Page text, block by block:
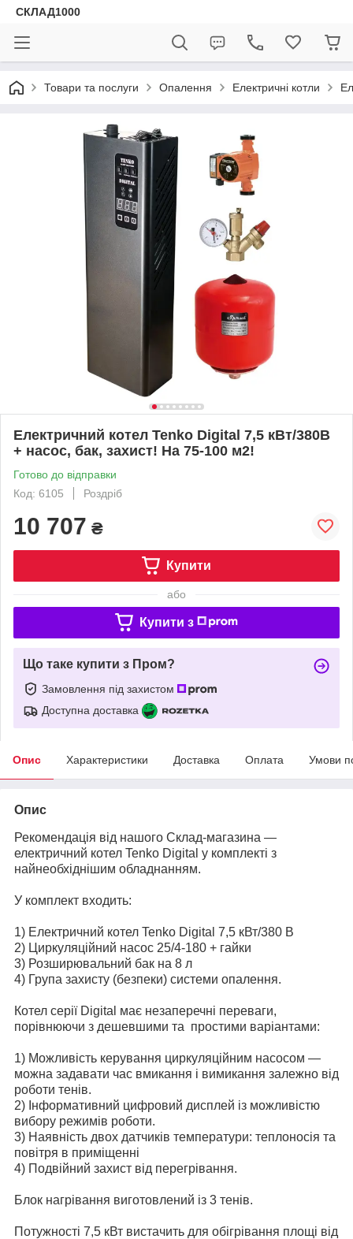
СКЛАД1000
Товари та послуги Опалення Електричні котли
Електричний котел Tenko Digital 7,5 кВт/380В
+ насос, бак, захист! На 75-100 м2!
Готово до відправки
Код: 6105
Роздріб
10 707 ₴
Купити
або
Купити з
Що таке купити з Пром?
Замовлення під захистом
Доступна доставка
Опис Характеристики Доставка Оплата Умови
Опис
Рекомендація від нашого Склад-магазина —
електричний котел Tenko Digital у комплекті з
найнеобхіднішим обладнанням.
У комплект входить:
1) Електричний котел Tenko Digital 7,5 кВт/380 В
2) Циркуляційний насос 25/4-180 + гайки
3) Розширювальний бак на 8 л
4) Група захисту (безпеки) системи опалення.
Котел серії Digital має незаперечні переваги,
порівнюючи з дешевшими та простими варіантами:
1) Можливість керування циркуляційним насосом —
можна задавати час вмикання і вимикання залежно від
роботи тенів.
2) Інформативний цифровий дисплей із можливістю
вибору режимів роботи.
3) Наявність двох датчиків температури: теплоносія та
повітря в приміщенні
4) Подвійний захист від перегрівання.
Блок нагрівання виготовлений із 3 тенів.
Потужності 7,5 кВт вистачить для обігрівання площі від